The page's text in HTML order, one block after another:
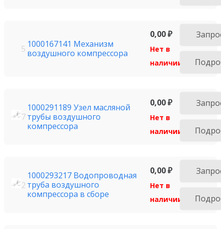
5 1000167141 Механизм
воздушного компрессора
0,00₽
Нет в
наличии
7
1000291189 Узел масляной
трубы воздушного
компрессора
0,00₽
Нет в
наличии
2
1000293217 Водопроводная
труба воздушного
компрессора в сборе
0,00₽
Нет в
наличии